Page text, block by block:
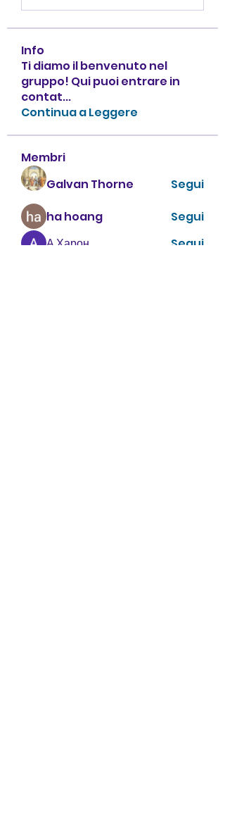
Info
Ti diamo il benvenuto nel
gruppo! Qui puoi entrare in
contat...
Continua a Leggere
Membri
Galvan Thorne
Segui
ha hoang
Segui
А Харон
Segui